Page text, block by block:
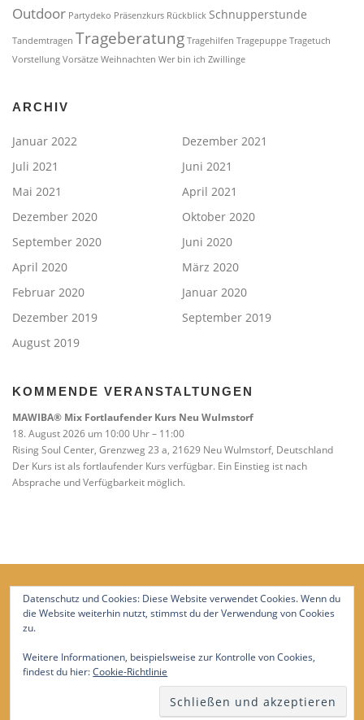
Outdoor Partydeko Präsenzkurs Rückblick Schnupperstunde
Tandemtragen Trageberatung Tragehilfen Tragepuppe Tragetuch
Vorstellung Vorsätze Weihnachten Wer bin ich Zwillinge
ARCHIV
Januar 2022
Dezember 2021
Juli 2021
Juni 2021
Mai 2021
April 2021
Dezember 2020
Oktober 2020
September 2020
Juni 2020
April 2020
März 2020
Februar 2020
Januar 2020
Dezember 2019
September 2019
August 2019
KOMMENDE VERANSTALTUNGEN
MAWIBA® Mix Fortlaufender Kurs Neu Wulmstorf
18. August 2026 um 10:00 Uhr – 11:00
Rising Soul Center, Grenzweg 23 a, 21629 Neu Wulmstorf, Deutschland
Der Kurs ist als fortlaufender Kurs verfügbar. Ein Einstieg ist nach
Absprache und Verfügbarkeit möglich.
Copyright © 2026 Trageberatung Süderelbe
Theme von FameThemes
Datenschutz und Cookies: Diese Website verwendet Cookies. Wenn du
die Website weiterhin nutzt, stimmst du der Verwendung von Cookies
zu.
Weitere Informationen, beispielsweise zur Kontrolle von Cookies,
findest du hier:Cookie-Richtlinie